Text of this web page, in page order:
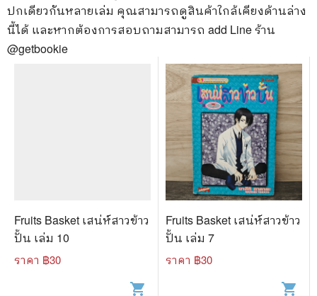
ปกเดียวกันหลายเล่ม คุณสามารถดูสินค้าใกล้เคียงด้านล่าง
นี้ได้ และหากต้องการสอบถามสามารถ add Line ร้าน
@getbookie
Fruits Basket เสน่ห์สาวข้าว
ปั้น เล่ม 10
ราคา ฿30
shopping_cart
Fruits Basket เสน่ห์สาวข้าว
ปั้น เล่ม 7
ราคา ฿30
shopping_cart
stars สินค้าใช้เฉพาะแต้มเท่านั้น
📚 หนังสือทั่วไป
🎲 Board Game
📅 สินค้าอื่นๆ